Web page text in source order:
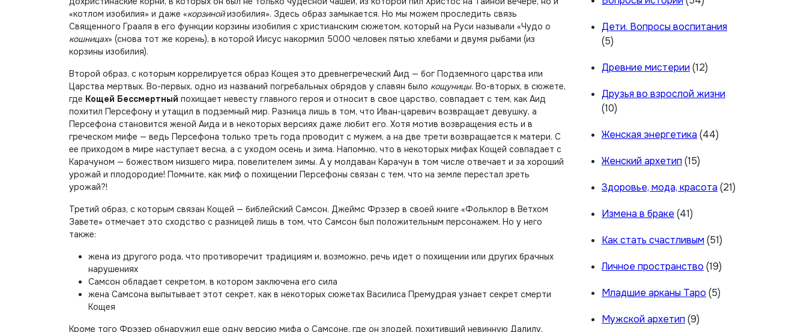
«котлом изобилия» и даже «корзинойизобилия». Здесь образ замыкается. Но мы можем проследить связь
Священного Грааля в его функции корзины изобилия с христианским сюжетом, который на Руси называли «Чудо о
кошницах» (снова тот же корень), в которой Иисус накормил 5000 человек пятью хлебами и двумя рыбами (из
корзины изобилия).
Второй образ, с которым коррелируется образ Кощея это древнегреческий Аид — бог Подземного царства или
Царства мертвых. Во-первых, одно из названий погребальных обрядов у славян было кощуницы. Во-вторых, в сюжете,
где Кощей Бессмертный похищает невесту главного героя и относит в свое царство, совпадает с тем, как Аид
похитил Персефону и утащил в подземный мир. Разница лишь в том, что Иван-царевич возвращает девушку, а
Персефона становится женой Аида и в некоторых версиях даже любит его. Хотя мотив возвращения есть и в
греческом мифе — ведь Персефона только треть года проводит с мужем, а на две трети возвращается к матери. С
ее приходом в мире наступает весна, а с уходом осень и зима. Напомню, что в некоторых мифах Кощей совпадает с
Карачуном — божеством низшего мира, повелителем зимы. А у молдаван Карачун в том числе отвечает и за хороший
урожай и плодородие! Помните, как миф о похищении Персефоны связан с тем, что на земле перестал зреть
урожай?!
Третий образ, с которым связан Кощей — библейский Самсон. Джеймс Фрэзер в своей книге «Фольклор в Ветхом
Завете» отмечает это сходство с разницей лишь в том, что Самсон был положительным персонажем. Но у него
также:
жена из другого рода, что противоречит традициям и, возможно, речь идет о похищении или других брачных
нарушениях
Самсон обладает секретом, в котором заключена его сила
жена Самсона выпытывает этот секрет, как в некоторых сюжетах Василиса Премудрая узнает секрет смерти
Кощея
Кроме того Фрэзер обнаружил еще одну версию мифа о Самсоне, где он злодей, похитивший невинную Далилу.
Дети. Вопросы воспитания
(5)
Древние мистерии (12)
Друзья во взрослой жизни
(10)
Женская энергетика (44)
Женский архетип (15)
Здоровье, мода, красота (21)
Измена в браке (41)
Как стать счастливым (51)
Личное пространство (19)
Младшие арканы Таро (5)
Мужской архетип (9)